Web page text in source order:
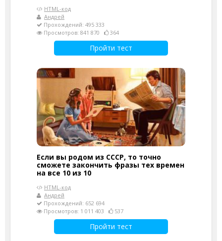
HTML-код
Андрей
Прохождений: 495 333
Просмотров: 841 870
364
Пройти тест
Если вы родом из СССР, то точно
сможете закончить фразы тех времен
на все 10 из 10
HTML-код
Андрей
Прохождений: 652 694
Просмотров: 1 011 403
537
Пройти тест